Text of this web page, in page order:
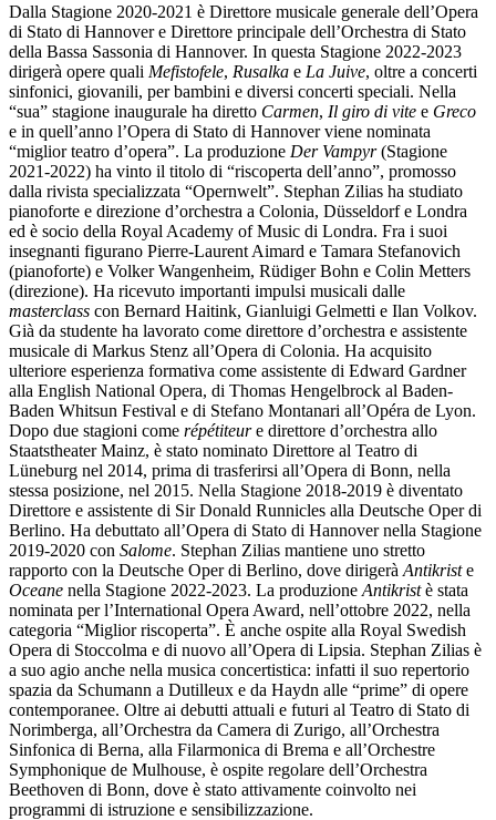
Dalla Stagione 2020-2021 è Direttore musicale generale dell’Opera
di Stato di Hannover e Direttore principale dell’Orchestra di Stato
della Bassa Sassonia di Hannover. In questa Stagione 2022-2023
dirigerà opere quali Mefistofele, Rusalka e La Juive, oltre a concerti
sinfonici, giovanili, per bambini e diversi concerti speciali. Nella
“sua” stagione inaugurale ha diretto Carmen, Il giro di vite e Greco
e in quell’anno l’Opera di Stato di Hannover viene nominata
“miglior teatro d’opera”. La produzione Der Vampyr(Stagione
2021-2022) ha vinto il titolo di “riscoperta dell’anno”, promosso
dalla rivista specializzata “Opernwelt”. Stephan Zilias ha studiato
pianoforte e direzione d’orchestra a Colonia, Düsseldorf e Londra
ed è socio della Royal Academy of Music di Londra. Fra i suoi
insegnanti figurano Pierre-Laurent Aimard e Tamara Stefanovich
(pianoforte) e Volker Wangenheim, Rüdiger Bohn e Colin Metters
(direzione). Ha ricevuto importanti impulsi musicali dalle
masterclass con Bernard Haitink, Gianluigi Gelmetti e Ilan Volkov.
Già da studente ha lavorato come direttore d’orchestra e assistente
musicale di Markus Stenz all’Opera di Colonia. Ha acquisito
ulteriore esperienza formativa come assistente di Edward Gardner
alla English National Opera, di Thomas Hengelbrock al Baden-
Baden Whitsun Festival e di Stefano Montanari all’Opéra de Lyon.
Dopo due stagioni come répétiteure direttore d’orchestra allo
Staatstheater Mainz, è stato nominato Direttore al Teatro di
Lüneburg nel 2014, prima di trasferirsi all’Opera di Bonn, nella
stessa posizione, nel 2015. Nella Stagione 2018-2019 è diventato
Direttore e assistente di Sir Donald Runnicles alla Deutsche Oper di
Berlino. Ha debuttato all’Opera di Stato di Hannover nella Stagione
2019-2020 con Salome. Stephan Zilias mantiene uno stretto
rapporto con la Deutsche Oper di Berlino, dove dirigerà Antikriste
Oceane nella Stagione 2022-2023. La produzione Antikristè stata
nominata per l’International Opera Award, nell’ottobre 2022, nella
categoria “Miglior riscoperta”. È anche ospite alla Royal Swedish
Opera di Stoccolma e di nuovo all’Opera di Lipsia. Stephan Zilias è
a suo agio anche nella musica concertistica: infatti il suo repertorio
spazia da Schumann a Dutilleux e da Haydn alle “prime” di opere
contemporanee. Oltre ai debutti attuali e futuri al Teatro di Stato di
Norimberga, all’Orchestra da Camera di Zurigo, all’Orchestra
Sinfonica di Berna, alla Filarmonica di Brema e all’Orchestre
Symphonique de Mulhouse, è ospite regolare dell’Orchestra
Beethoven di Bonn, dove è stato attivamente coinvolto nei
programmi di istruzione e sensibilizzazione.